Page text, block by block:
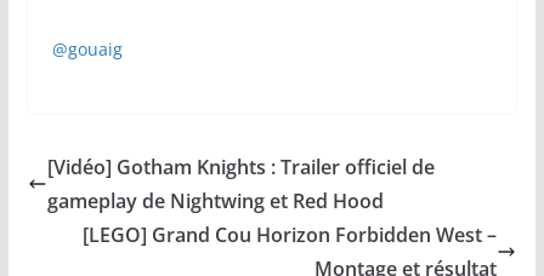
@gouaig
[Vidéo] Gotham Knights : Trailer officiel de
gameplay de Nightwing et Red Hood
[LEGO] Grand Cou Horizon Forbidden West –
Montage et résultat